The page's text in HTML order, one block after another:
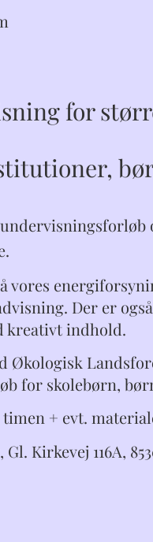
for
vores
Der er
kreativt indhold.
Økologisk
for skolebørn,
+ evt.
Kirkevej 116A,